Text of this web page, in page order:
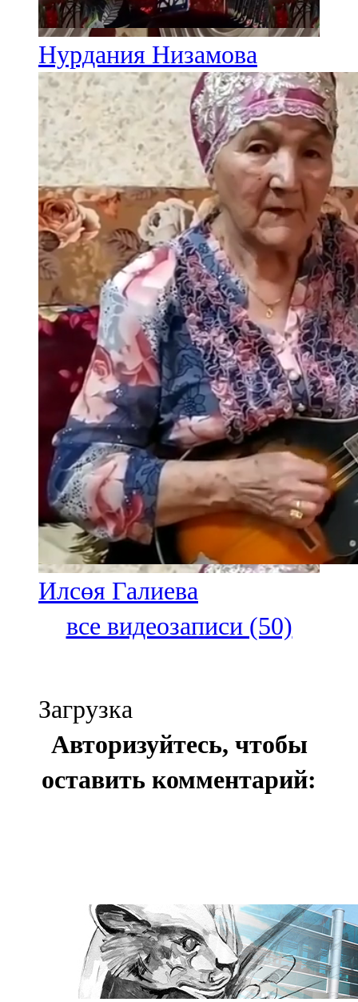
Нурдания Низамова
Илсөя Галиева
все видеозаписи (50)
Загрузка
Авторизуйтесь, чтобы
оставить комментарий: